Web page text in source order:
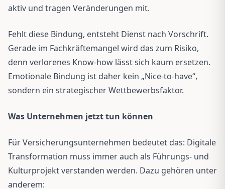
aktiv und tragen Veränderungen mit.
Fehlt diese Bindung, entsteht Dienst nach Vorschrift.
Gerade im Fachkräftemangel wird das zum Risiko,
denn verlorenes Know-how lässt sich kaum ersetzen.
Emotionale Bindung ist daher kein „Nice-to-have“,
sondern ein strategischer Wettbewerbsfaktor.
Was Unternehmen jetzt tun können
Für Versicherungsunternehmen bedeutet das: Digitale
Transformation muss immer auch als Führungs- und
Kulturprojekt verstanden werden. Dazu gehören unter
anderem: